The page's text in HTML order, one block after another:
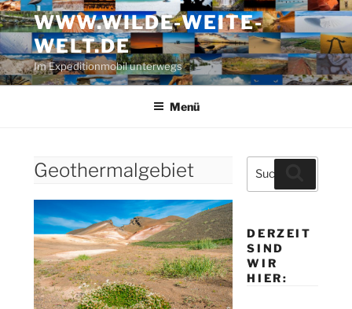
Zum
Inhalt
springen
WWW.WILDE-WEITE-
WELT.DE
Im Expeditionmobil unterwegs
Menü
Geothermalgebiet
Suche
nach:
DERZEIT
SIND
WIR
HIER: